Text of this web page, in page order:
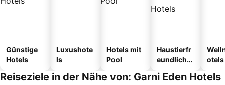
Günstige
Hotels
Luxushote
ls
Hotels mit
Pool
Haustierfr
eundliche
otels
Reiseziele in der Nähe von: Garni Eden Hotels